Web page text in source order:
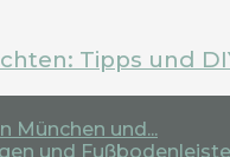
Tipps und
München und...
und